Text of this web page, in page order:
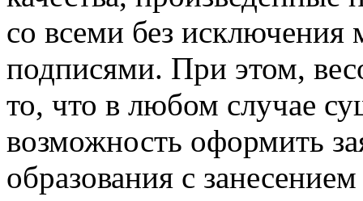
со всеми без
подписями. При этом,
то, что в любом случае
возможность оформить
образования с